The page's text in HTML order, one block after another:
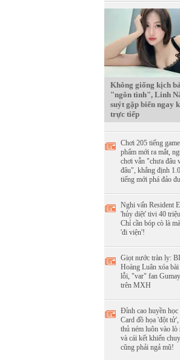
Không giống kịch
"ngôn tình", Linh
suýt gặp biến ngay
trực tiếp
Chơi 205 tiếng
phẩm mới ra mắt,
chơi vẫn "chưa đâu
đâu", khẳng định
tiếng mới phá đảo
Nghi vấn Resident
'hủy diệt' tivi 40
Chỉ cần bóp cò là
'đi viện'!
Giọt nước tràn ly:
Hoàng Luân xóa
lỗi, "var" fan
trên MXH
Đỉnh cao huyền học
Card đồ họa 'đột tử',
thủ ném luôn vào lò
và cái kết khiến
cũng phải ngả mũ!